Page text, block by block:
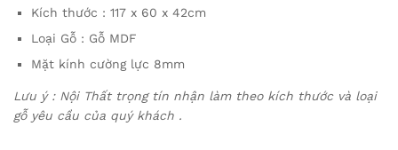
Kích thước : 117 x 60 x 42cm
Loại Gỗ : Gỗ MDF
Mặt kính cường lực 8mm
Lưu ý : Nội Thất trọng tín nhận làm theo kích thước và loại
gỗ yêu cầu của quý khách .